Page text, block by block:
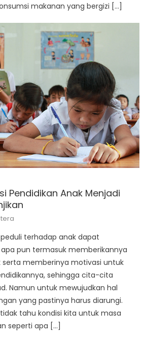
makanan yang bergizi […]
Pendidikan Anak Menjadi
terhadap anak dapat
pun termasuk memberikannya
serta memberinya motivasi untuk
sehingga cita-cita
Namun untuk mewujudkan hal
yang pastinya harus diarungi.
tahu kondisi kita untuk masa
seperti apa […]